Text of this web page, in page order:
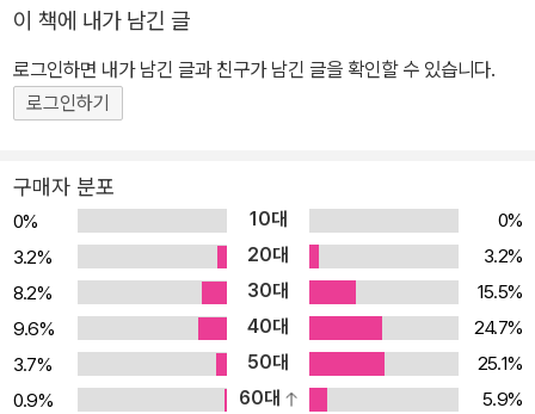
다”며, 야당과 진보의 성찰을 요구한 바 있다. 하지만 이들에게 변화
는 없었다. 여전한 ‘남탓하기’, ‘진영논리 함몰’, ‘기득권 챙기기’, ‘상대
편에 모멸과 상처 주기’로 일관했다. 강준만 교수는 이 책에서 독자들
이 궁금해할 분당의 내막에 대해 다이내믹한 이야기를 펼치지만, 핵
자들은 “분열은 배신이자 자멸”, “역사에 죄를 짓는 일”이라고 비판을
쏟아내고 있다. “분당파들은 정권교체를 말할 자격이 없다”는 비판도
빼놓지 않는다. 이에 대해 강준만 교수는 “욕심내지 말자”고 일축한
다. 왜인가? 첫째, 그동안 야당과 진보의 행태가 ‘정권교체’와는 거리
가 멀었기 때문이다. 둘째, 선거에서 새누리당이 승리하면 “역사에 죄
를 짓는 일”이라는 말에 동의하지 않기 때문이다. 강준만 교수는 그런
발상에 대해 “새누리당 지지자를 ‘역사의 죄인’보다 못한 사람들로 간
이 책에 내가 남긴 글
로그인하면 내가 남긴 글과 친구가 남긴 글을 확인할 수 있습니다.
로그인하기
구매자 분포
0% 10대
0%
3.2%
20대
3.2%
8.2%
30대
15.5%
9.6%
40대
24.7%
3.7%
50대
25.1%
0.9%
60대
5.9%